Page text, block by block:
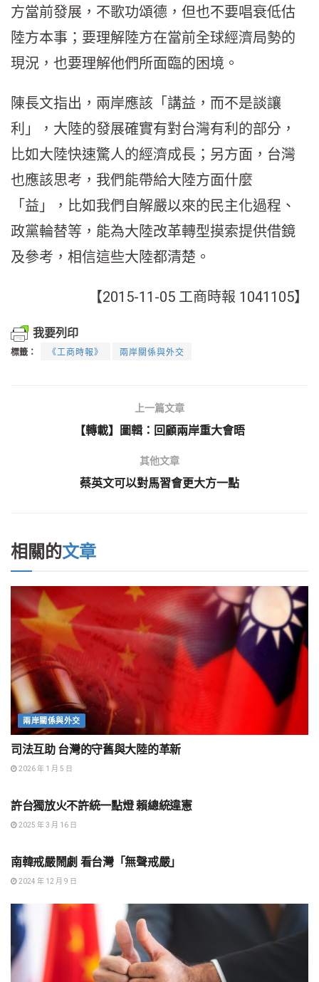
方當前發展，不歌功頌德，但也不要唱衰低估
陸方本事；要理解陸方在當前全球經濟局勢的
現況，也要理解他們所面臨的困境。
陳長文指出，兩岸應該「講益，而不是談讓
利」，大陸的發展確實有對台灣有利的部分，
比如大陸快速驚人的經濟成長；另方面，台灣
也應該思考，我們能帶給大陸方面什麼
「益」，比如我們自解嚴以來的民主化過程、
政黨輪替等，能為大陸改革轉型摸索提供借鏡
及參考，相信這些大陸都清楚。
【2015-11-05 工商時報 1041105】
我要列印
標籤： 《工商時報》 兩岸關係與外交
上一篇文章
【轉載】圖輯：回顧兩岸重大會晤
其他文章
蔡英文可以對馬習會更大方一點
相關的文章
兩岸關係與外交
司法互助 台灣的守舊與大陸的革新
2026 年 1 月 5 日
許台獨放火不許統一點燈 賴總統違憲
2025 年 3 月 16 日
南韓戒嚴鬧劇 看台灣「無聲戒嚴」
2024 年 12 月 9 日